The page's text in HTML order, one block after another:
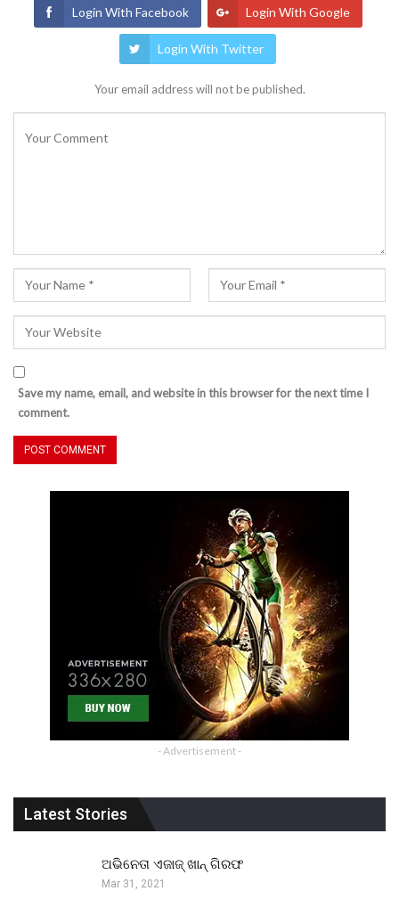
Login With Facebook Login With Google
Login With Twitter
Your email address will not be published.
Save my name, email, and website in this browser for the next time I
comment.
- Advertisement -
Latest Stories
ଅଭିନେତା ଏଜାଜ୍ ଖାନ୍ ଗିରଫ
Mar 31, 2021